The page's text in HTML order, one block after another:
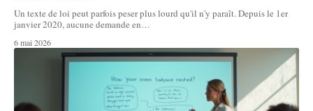
Un texte de loi peut parfois peser plus lourd qu'il n'y paraît. Depuis le 1er
janvier 2020, aucune demande en…
6 mai 2026